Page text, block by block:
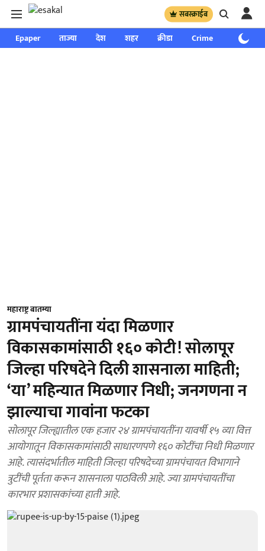
सबस्क्राईब
Epaper ताज्या देश शहर क्रीडा Crime साप्ताहिक
महाराष्ट्र बातम्या
ग्रामपंचायतींना यंदा मिळणार
विकासकामांसाठी १६० कोटी! सोलापूर
जिल्हा परिषदेने दिली शासनाला माहिती;
‘या’ महिन्यात मिळणार निधी; जनगणना न
झाल्याचा गावांना फटका
सोलापूर जिल्ह्यातील एक हजार २४ ग्रामपंचायतींना यावर्षी १५ व्या वित्त
आयोगातून विकासकामांसाठी साधारणपणे १६० कोटींचा निधी मिळणार
आहे. त्यासंदर्भातील माहिती जिल्हा परिषदेच्या ग्रामपंचायत विभागाने
त्रुटींची पूर्तता करून शासनाला पाठविली आहे. ज्या ग्रामपंचायतींचा
कारभार प्रशासकांच्या हाती आहे.